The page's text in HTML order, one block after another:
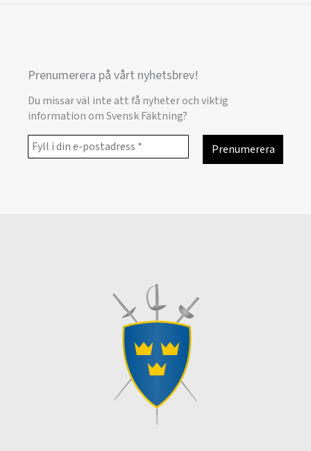
Prenumerera på vårt nyhetsbrev!
Du missar väl inte att få nyheter och viktig
information om Svensk Fäktning?